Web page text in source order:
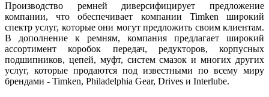
Производство ремней диверсифицирует предложение
компании, что обеспечивает компании Timken широкий
спектр услуг, которые они могут предложить своим клиентам.
В дополнение к ремням, компания предлагает широкий
ассортимент коробок передач, редукторов, корпусных
подшипников, цепей, муфт, систем смазок и многих других
услуг, которые продаются под известными по всему миру
брендами - Timken, Philadelphia Gear, Drives и Interlube.